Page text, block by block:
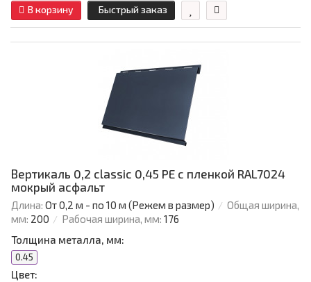
В корзину Быстрый заказ
Вертикаль 0,2 classic 0,45 PE с пленкой RAL7024
мокрый асфальт
Длина: От 0,2 м - по 10 м (Режем в размер)
Общая ширина,
мм: 200 Рабочая ширина, мм: 176
Толщина металла, мм:
0.45
Цвет: